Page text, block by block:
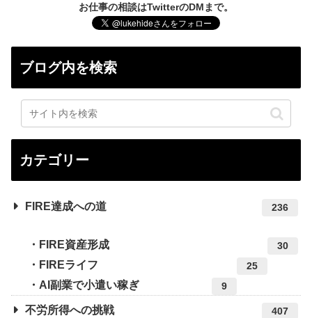
お仕事の相談はTwitterのDMまで。
ブログ内を検索
カテゴリー
FIRE達成への道 236
FIRE資産形成 30
FIREライフ 25
AI副業で小遣い稼ぎ 9
不労所得への挑戦 407